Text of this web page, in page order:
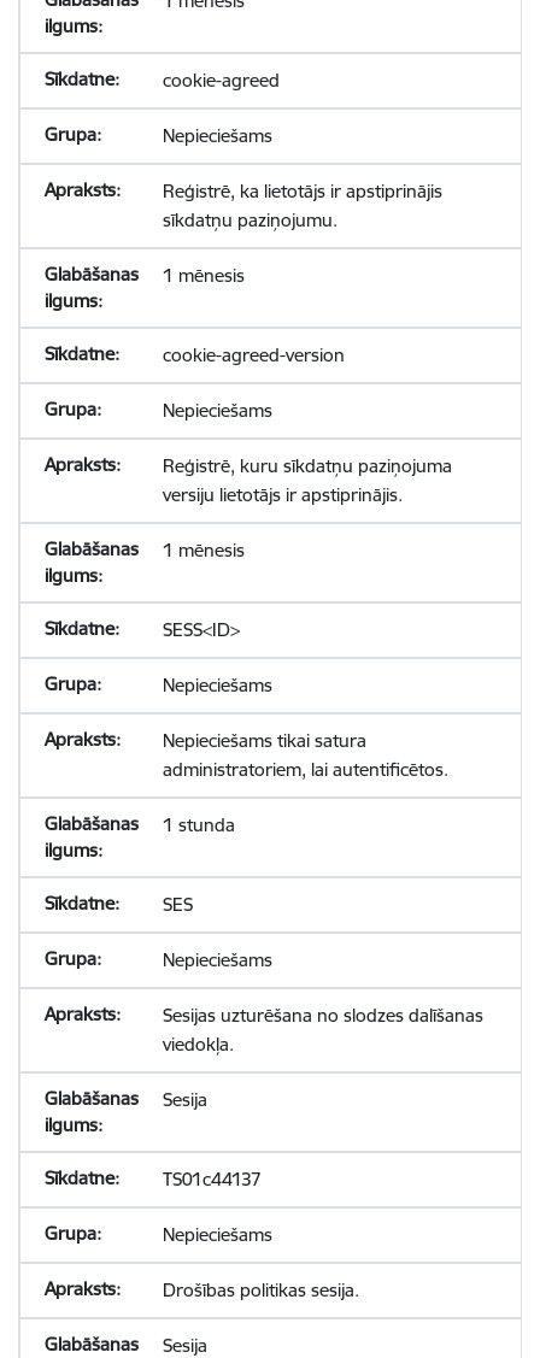
cookie-agreed
Nepieciešams
Reģistrē, ka lietotājs ir apstiprinājis
sīkdatņu paziņojumu.
1 mēnesis
cookie-agreed-version
Nepieciešams
Reģistrē, kuru sīkdatņu paziņojuma
versiju lietotājs ir apstiprinājis.
1 mēnesis
SESS<ID>
Nepieciešams
Nepieciešams tikai satura
administratoriem, lai autentificētos.
1 stunda
SES
Nepieciešams
Sesijas uzturēšana no slodzes dalīšanas
viedokļa.
Sesija
TS01c44137
Nepieciešams
Drošības politikas sesija.
Sesija